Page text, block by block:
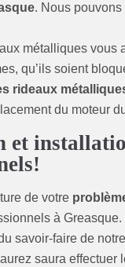
. Nous
métalliques vous
qu’ils soient
rideaux
du moteur
et
de votre
à
savoir-faire de
saura effectuer